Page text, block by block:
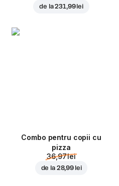
de la231,99 lei
Combo pentru copii cu
pizza
36,97 lei
de la 28,99 lei